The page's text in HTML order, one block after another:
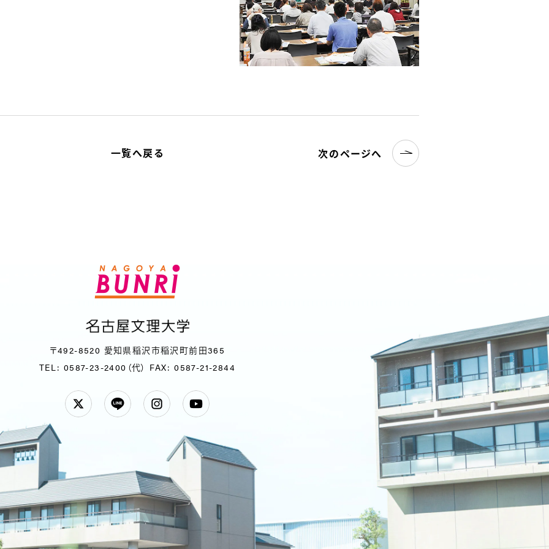
一覧へ戻る 次のページへ
〒492-8520 愛知県稲沢市稲沢町前田365
TEL: 0587-23-2400（代） FAX: 0587-21-2844